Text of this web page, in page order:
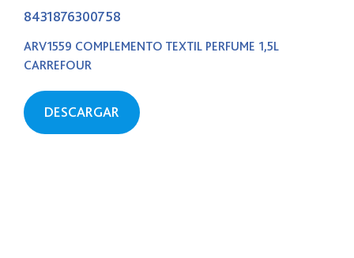
8431876300758
ARV1559 COMPLEMENTO TEXTIL PERFUME 1,5L
CARREFOUR
DESCARGAR